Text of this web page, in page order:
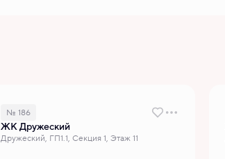
№ 186
ЖК Дружеский
Дружеский, ГП1.1, Секция 1, Этаж 11